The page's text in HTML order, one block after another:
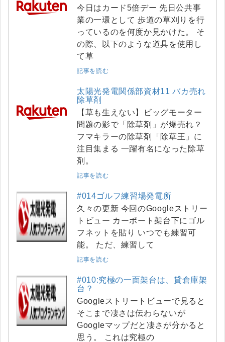
今日はカード5倍デー 先日公共事
業の一環として 歩道の草刈りを行
っているのを何度か見かけた。 そ
の際、以下のような道具を使用し
て草
記事を読む
太陽光発電関係部資材11 バカ売れ
除草剤
【草も生えない】ビッグモーター
問題の影で「除草剤」が爆売れ？
フマキラーの除草剤「除草王」に
注目集まる 一躍有名になった除草
剤。
記事を読む
#014ゴルフ練習場発電所
久々の更新 今回のGoogleストリー
トビュー カーポート架台下にゴル
フネットを貼り いつでも練習可
能。 ただ、練習して
記事を読む
#010:究極の一面架台は、貸倉庫架
台？
Googleストリートビューで見ると
そこまで凄さは伝わらないが
Googleマップだと凄さが分かると
思う。 これは究極の